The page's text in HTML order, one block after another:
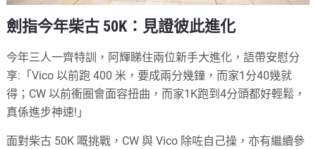
劍指今年柴古 50K：見證彼此進化
今年三人一齊特訓，阿輝睇住兩位新手大進化，語帶安慰分
享:「Vico 以前跑 400 米，要成兩分幾鐘，而家1分40幾就
得；CW 以前衝圈會面容扭曲，而家1K跑到4分頭都好輕鬆，
真係進步神速!」
面對柴古 50K 嘅挑戰，CW 與 Vico 除咗自己操，亦有繼續參